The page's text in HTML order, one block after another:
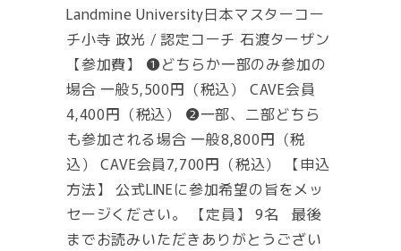
Landmine University日本マスターコー
チ小寺 政光 / 認定コーチ 石渡ターザン
【参加費】 ❶どちらか一部のみ参加の
場合 一般5,500円（税込） CAVE会員
4,400円（税込） ❷一部、二部どちら
も参加される場合 一般8,800円（税
込） CAVE会員7,700円（税込） 【申込
方法】 公式LINEに参加希望の旨をメッ
セージください。 【定員】 9名 最後
までお読みいただきありがとうござい